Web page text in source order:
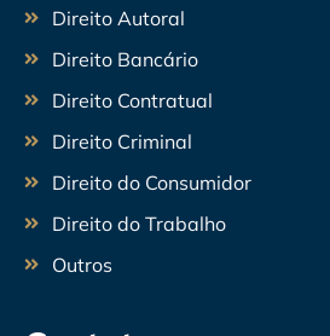
Direito Autoral
Direito Bancário
Direito Contratual
Direito Criminal
Direito do Consumidor
Direito do Trabalho
Outros